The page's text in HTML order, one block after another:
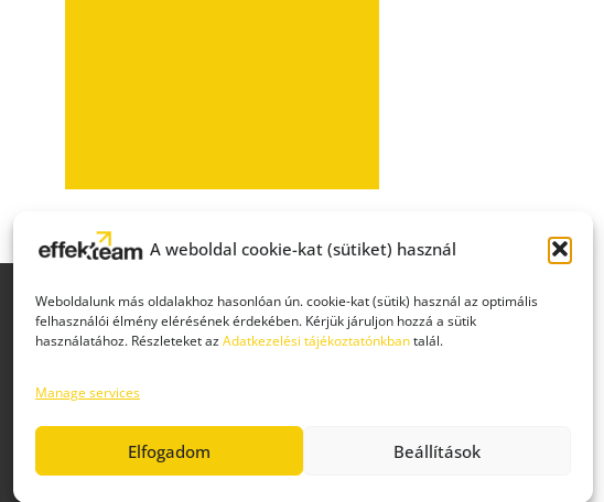
A weboldal cookie-kat (sütiket) használ
Weboldalunk más oldalakhoz hasonlóan ún. cookie-kat (sütik) használ az optimális
felhasználói élmény elérésének érdekében. Kérjük járuljon hozzá a sütik
használatához. Részleteket azAdatkezelési tájékoztatónkbantalál.
Manage services
Elfogadom Beállítások